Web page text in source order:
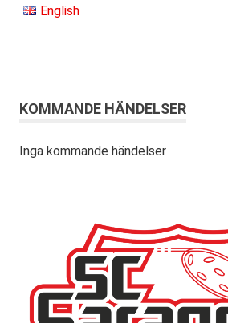
English
KOMMANDE HÄNDELSER
Inga kommande händelser